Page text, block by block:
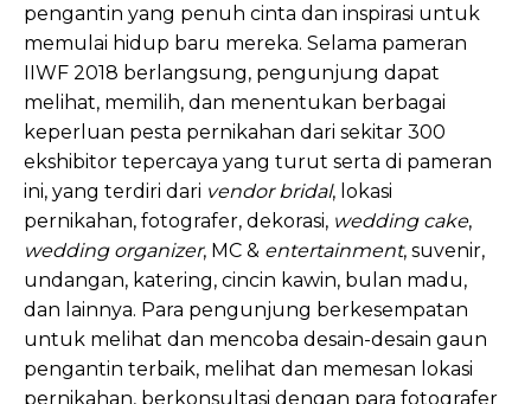
pengantin yang penuh cinta dan inspirasi untuk
memulai hidup baru mereka. Selama pameran
IIWF 2018 berlangsung, pengunjung dapat
melihat, memilih, dan menentukan berbagai
keperluan pesta pernikahan dari sekitar 300
ekshibitor tepercaya yang turut serta di pameran
ini, yang terdiri dari vendor bridal, lokasi
pernikahan, fotografer, dekorasi, wedding cake,
wedding organizer, MC & entertainment, suvenir,
undangan, katering, cincin kawin, bulan madu,
dan lainnya. Para pengunjung berkesempatan
untuk melihat dan mencoba desain-desain gaun
pengantin terbaik, melihat dan memesan lokasi
pernikahan, berkonsultasi dengan para fotografer